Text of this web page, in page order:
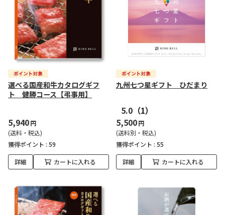
選べる国産和牛カタログギフ
ト 健勝コース【弔事用】
5,940円
(送料・税込)
獲得ポイント : 59
詳細 カートに入れる
九州七つ星ギフト ひだまり
5.0 （1）
5,500円
(送料別・税込)
獲得ポイント : 55
詳細 カートに入れる